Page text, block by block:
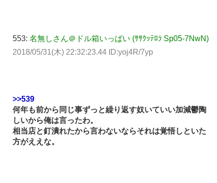
553: 名無しさん＠ドル箱いっぱい (ｻｻｸｯﾃﾛﾗ Sp05-7NwN)
2018/05/31(木) 22:32:23.44 ID:yoj4R/7yp
>>539
何年も前から同じ事ずっと繰り返す奴いていい加減鬱陶
しいから俺は言ったわ。
相当店と釘潰れたから言わないならそれは覚悟しといた
方がええな。